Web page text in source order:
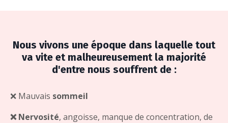
Nous vivons une époque dans laquelle tout
va vite et malheureusement la majorité
d'entre nous souffrent de :
❌ Mauvais sommeil
❌Nervosité, angoisse, manque de concentration, de